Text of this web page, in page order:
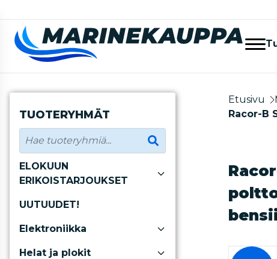
TUOTERYHMÄT
ELOKUUN
ERIKOISTARJOUKSET
UUTUUDET!
Elektroniikka
Helat ja plokit
Etusivu
Racor-B